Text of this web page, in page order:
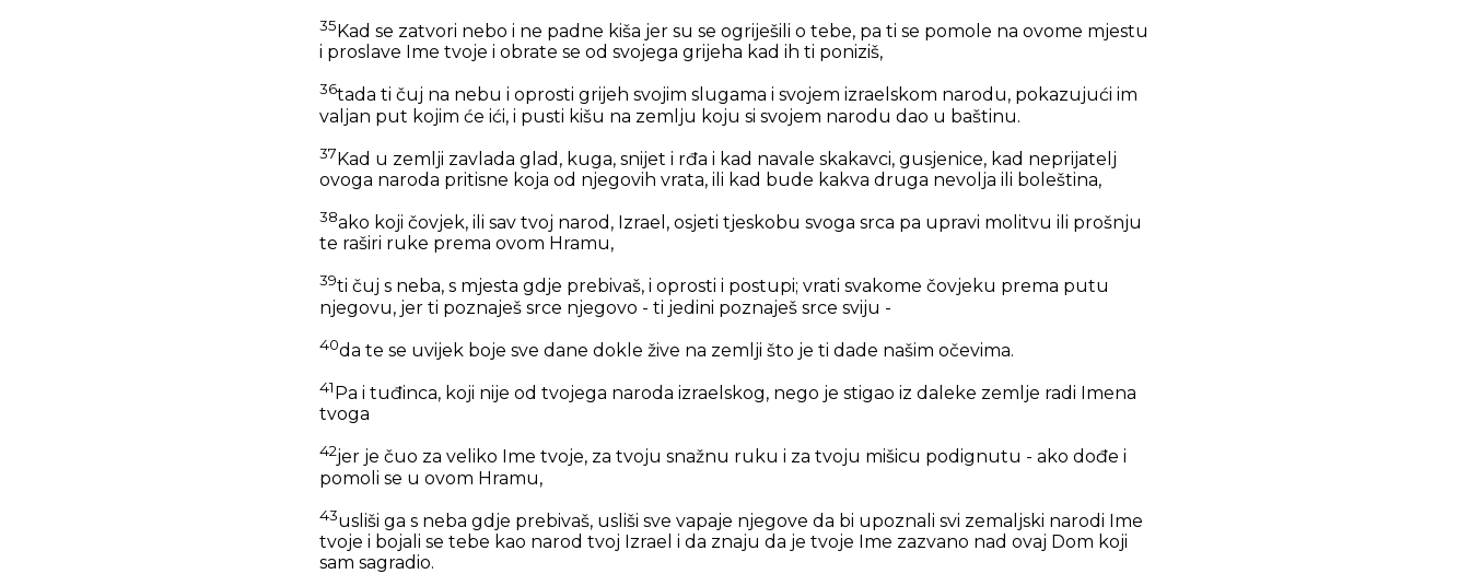
35 Kad se zatvori nebo i ne padne kiša jer su se ogriješili o tebe, pa ti se pomole na ovome mjestu
i proslave Ime tvoje i obrate se od svojega grijeha kad ih ti poniziš,
36tada ti čuj na nebu i oprosti grijeh svojim slugama i svojem izraelskom narodu, pokazujući im
valjan put kojim će ići, i pusti kišu na zemlju koju si svojem narodu dao u baštinu.
37Kad u zemlji zavlada glad, kuga, snijet i rđa i kad navale skakavci, gusjenice, kad neprijatelj
ovoga naroda pritisne koja od njegovih vrata, ili kad bude kakva druga nevolja ili boleština,
38ako koji čovjek, ili sav tvoj narod, Izrael, osjeti tjeskobu svoga srca pa upravi molitvu ili prošnju
te raširi ruke prema ovom Hramu,
39ti čuj s neba, s mjesta gdje prebivaš, i oprosti i postupi; vrati svakome čovjeku prema putu
njegovu, jer ti poznaješ srce njegovo - ti jedini poznaješ srce sviju -
40da te se uvijek boje sve dane dokle žive na zemlji što je ti dade našim očevima.
41 Pa i tuđinca, koji nije od tvojega naroda izraelskog, nego je stigao iz daleke zemlje radi Imena
tvoga
42jer je čuo za veliko Ime tvoje, za tvoju snažnu ruku i za tvoju mišicu podignutu - ako dođe i
pomoli se u ovom Hramu,
43usliši ga s neba gdje prebivaš, usliši sve vapaje njegove da bi upoznali svi zemaljski narodi Ime
tvoje i bojali se tebe kao narod tvoj Izrael i da znaju da je tvoje Ime zazvano nad ovaj Dom koji
sam sagradio.